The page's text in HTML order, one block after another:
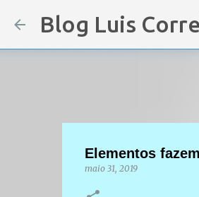
Blog Luis
Elementos
maio 31, 2019